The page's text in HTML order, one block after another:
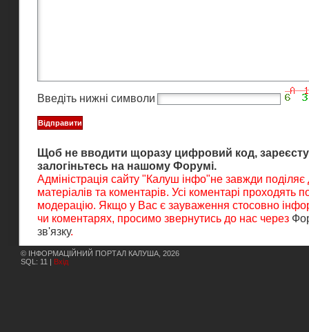
Введіть нижні символи
Щоб не вводити щоразу цифровий код,
залогіньтесь на нашому Форумі.
Адміністрація сайту "Калуш інфо"не завжди поділяє
матеріалів та коментарів. Усі коментарі проходять
модерацію. Якщо у Вас є зауваження стосовно
чи коментарях, просимо звернутись до нас через
зв'язку.
© ІНФОРМАЦІЙНИЙ ПОРТАЛ КАЛУША, 2026
SQL: 11 |
Вхід